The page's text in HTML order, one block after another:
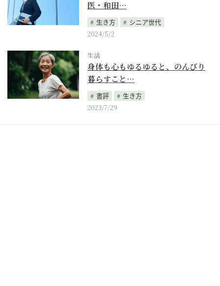
医・和田…
生き方
シニア世代
2024/5/2
生活
身体も心もゆるゆると、のんびり
暮らすこと…
書評
生き方
2023/7/29